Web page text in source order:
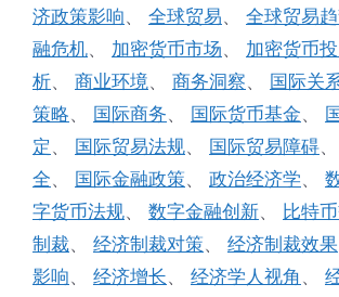
济政策影响、 全球贸易、 全球贸易
融危机、 加密货币市场、 加密货币
析、 商业环境、 商务洞察、 国际关
策略、 国际商务、 国际货币基金、
定 、 国际贸易法规、 国际贸易障碍、
全、 国际金融政策、 政治经济学、
字货币法规、 数字金融创新、 比特
制裁、 经济制裁对策、 经济制裁效果
影响、 经济增长、 经济学人视角 、